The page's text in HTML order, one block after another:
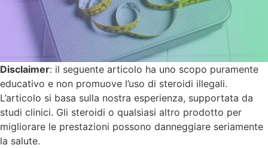
Disclaimer: il seguente articolo ha uno scopo puramente
educativo e non promuove l’uso di steroidi illegali.
L’articolo si basa sulla nostra esperienza, supportata da
studi clinici. Gli steroidi o qualsiasi altro prodotto per
migliorare le prestazioni possono danneggiare seriamente
la salute.